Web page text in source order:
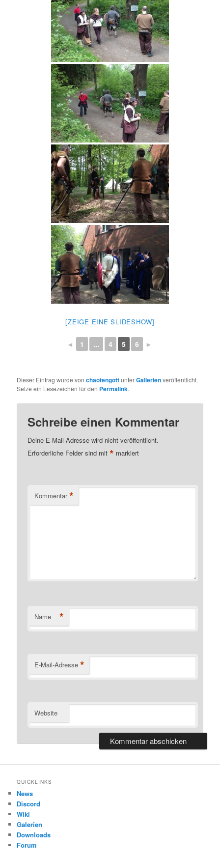
[ZEIGE EINE SLIDESHOW]
◄ 1 ... 4 5 6 ►
Dieser Eintrag wurde vonchaotengottunterGallerienveröffentlicht.
Setze ein Lesezeichen für den Permalink.
Schreibe einen Kommentar
Deine E-Mail-Adresse wird nicht veröffentlicht.
Erforderliche Felder sind mit* markiert
Kommentar *
Name *
E-Mail-Adresse *
Website
QUICKLINKS
News
Discord
Wiki
Galerien
Downloads
Forum